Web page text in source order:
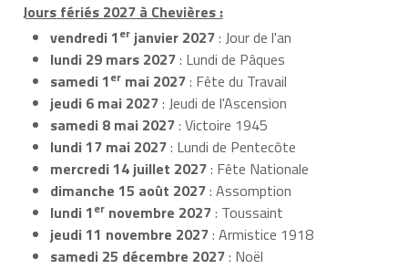
Jours fériés 2027 à Chevières :
vendredi 1er janvier 2027: Jour de l'an
lundi 29 mars 2027: Lundi de Pâques
samedi 1er mai 2027: Fête du Travail
jeudi 6 mai 2027: Jeudi de l'Ascension
samedi 8 mai 2027: Victoire 1945
lundi 17 mai 2027: Lundi de Pentecôte
mercredi 14 juillet 2027: Fête Nationale
dimanche 15 août 2027: Assomption
lundi 1er novembre 2027: Toussaint
jeudi 11 novembre 2027: Armistice 1918
samedi 25 décembre 2027: Noël